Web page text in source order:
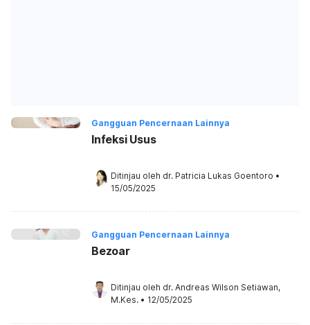
Gangguan Pencernaan Lainnya
Infeksi Usus
Ditinjau oleh dr. Patricia Lukas Goentoro •
15/05/2025
Gangguan Pencernaan Lainnya
Bezoar
Ditinjau oleh dr. Andreas Wilson Setiawan,
M.Kes. • 12/05/2025